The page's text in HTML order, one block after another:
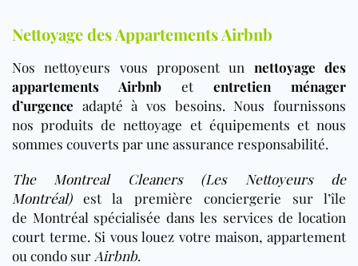
Nettoyage des Appartements Airbnb
Nos nettoyeurs vous proposent un nettoyage des
appartements Airbnb et entretien ménager
d’urgence adapté à vos besoins. Nous fournissons
nos produits de nettoyage et équipements et nous
sommes couverts par une assurance responsabilité.
The Montreal Cleaners (Les Nettoyeurs de
Montréal)est la première conciergerie sur l’île
de Montréal spécialisée dans les services de location
court terme. Si vous louez votre maison, appartement
ou condo sur Airbnb.